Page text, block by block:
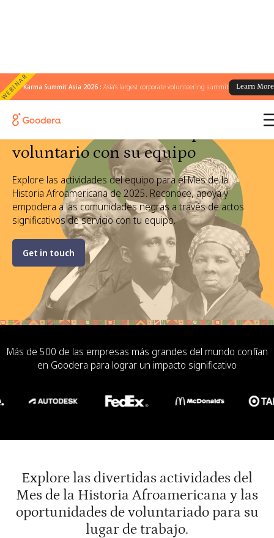
WEBINARKarma Summit Asia 2026 :Asia's largest corporate volunteering summit Learn More
Actividades del Mes de la
Historia Afroamericana para ser
voluntario con su equipo
Explore las actividades del equipo para el Mes de la
Historia Afroamericana de 2025. Reconoce, apoya y
empodera a las comunidades negras a través de actos
significativos de servicio con tu equipo.
Get in touch
Más de 500 de las empresas más grandes del mundo confían
en Goodera para lograr un impacto significativo
Explore las divertidas actividades del
Mes de la Historia Afroamericana y las
oportunidades de voluntariado para su
lugar de trabajo.